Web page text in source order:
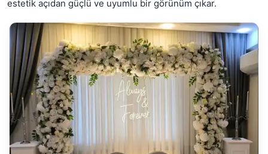
estetik açıdan güçlü ve uyumlu bir görünüm çıkar.